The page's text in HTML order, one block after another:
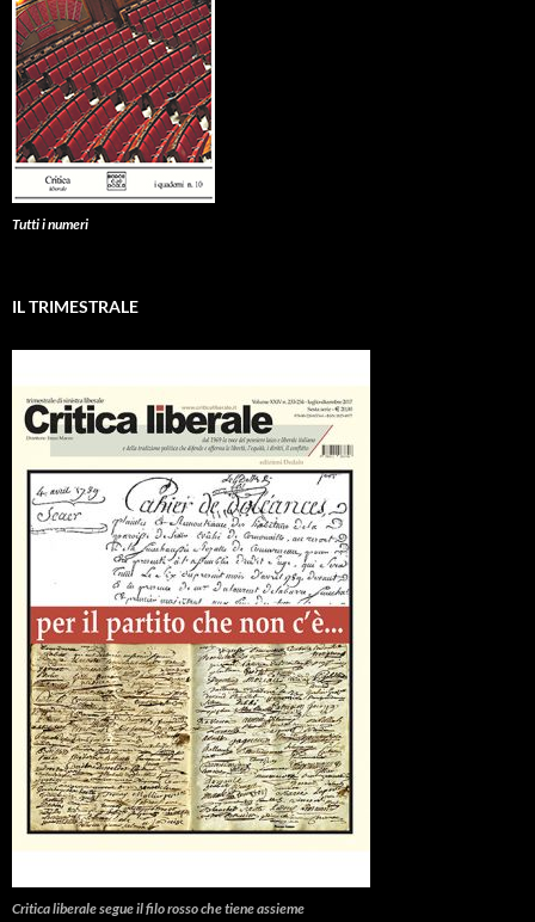
Tutti i numeri
IL TRIMESTRALE
Critica liberalesegue il filo rosso che tiene assieme